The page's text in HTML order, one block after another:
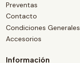
Preventas
Contacto
Condiciones Generales
Accesorios
Información